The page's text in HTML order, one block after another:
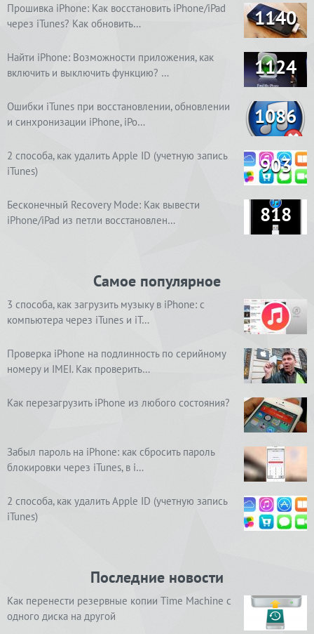
Прошивка iPhone: Как восстановить iPhone/iPad
через iTunes? Как обновить…
1140
Найти iPhone: Возможности приложения, как
включить и выключить функцию? …
1124
Ошибки iTunes при восстановлении, обновлении
и синхронизации iPhone, iPo…
1086
2 способа, как удалить Apple ID (учетную запись
iTunes)
903
Бесконечный Recovery Mode: Как вывести
iPhone/iPad из петли восстановлен…
818
Самое популярное
3 способа, как загрузить музыку в iPhone: с
компьютера через iTunes и iT…
Проверка iPhone на подлинность по серийному
номеру и IMEI. Как проверить…
Как перезагрузить iPhone из любого состояния?
Забыл пароль на iPhone: как сбросить пароль
блокировки через iTunes, в i…
2 способа, как удалить Apple ID (учетную запись
iTunes)
Последние новости
Как перенести резервные копии Time Machine с
одного диска на другой